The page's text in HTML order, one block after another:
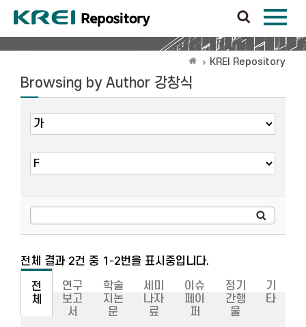
KREI Repository
Browsing by Author 강창식
전체 결과 2건 중 1-2번을 표시중입니다.
전
체
연구
보고
서
학술
지논
문
세미
나자
료
이슈
페이
퍼
정기
간행
물
기
타